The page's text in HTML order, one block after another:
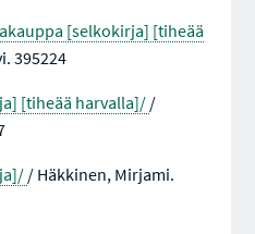
[selkokirja] [tiheää
395224
[tiheää harvalla]/ /
/ Häkkinen, Mirjami.